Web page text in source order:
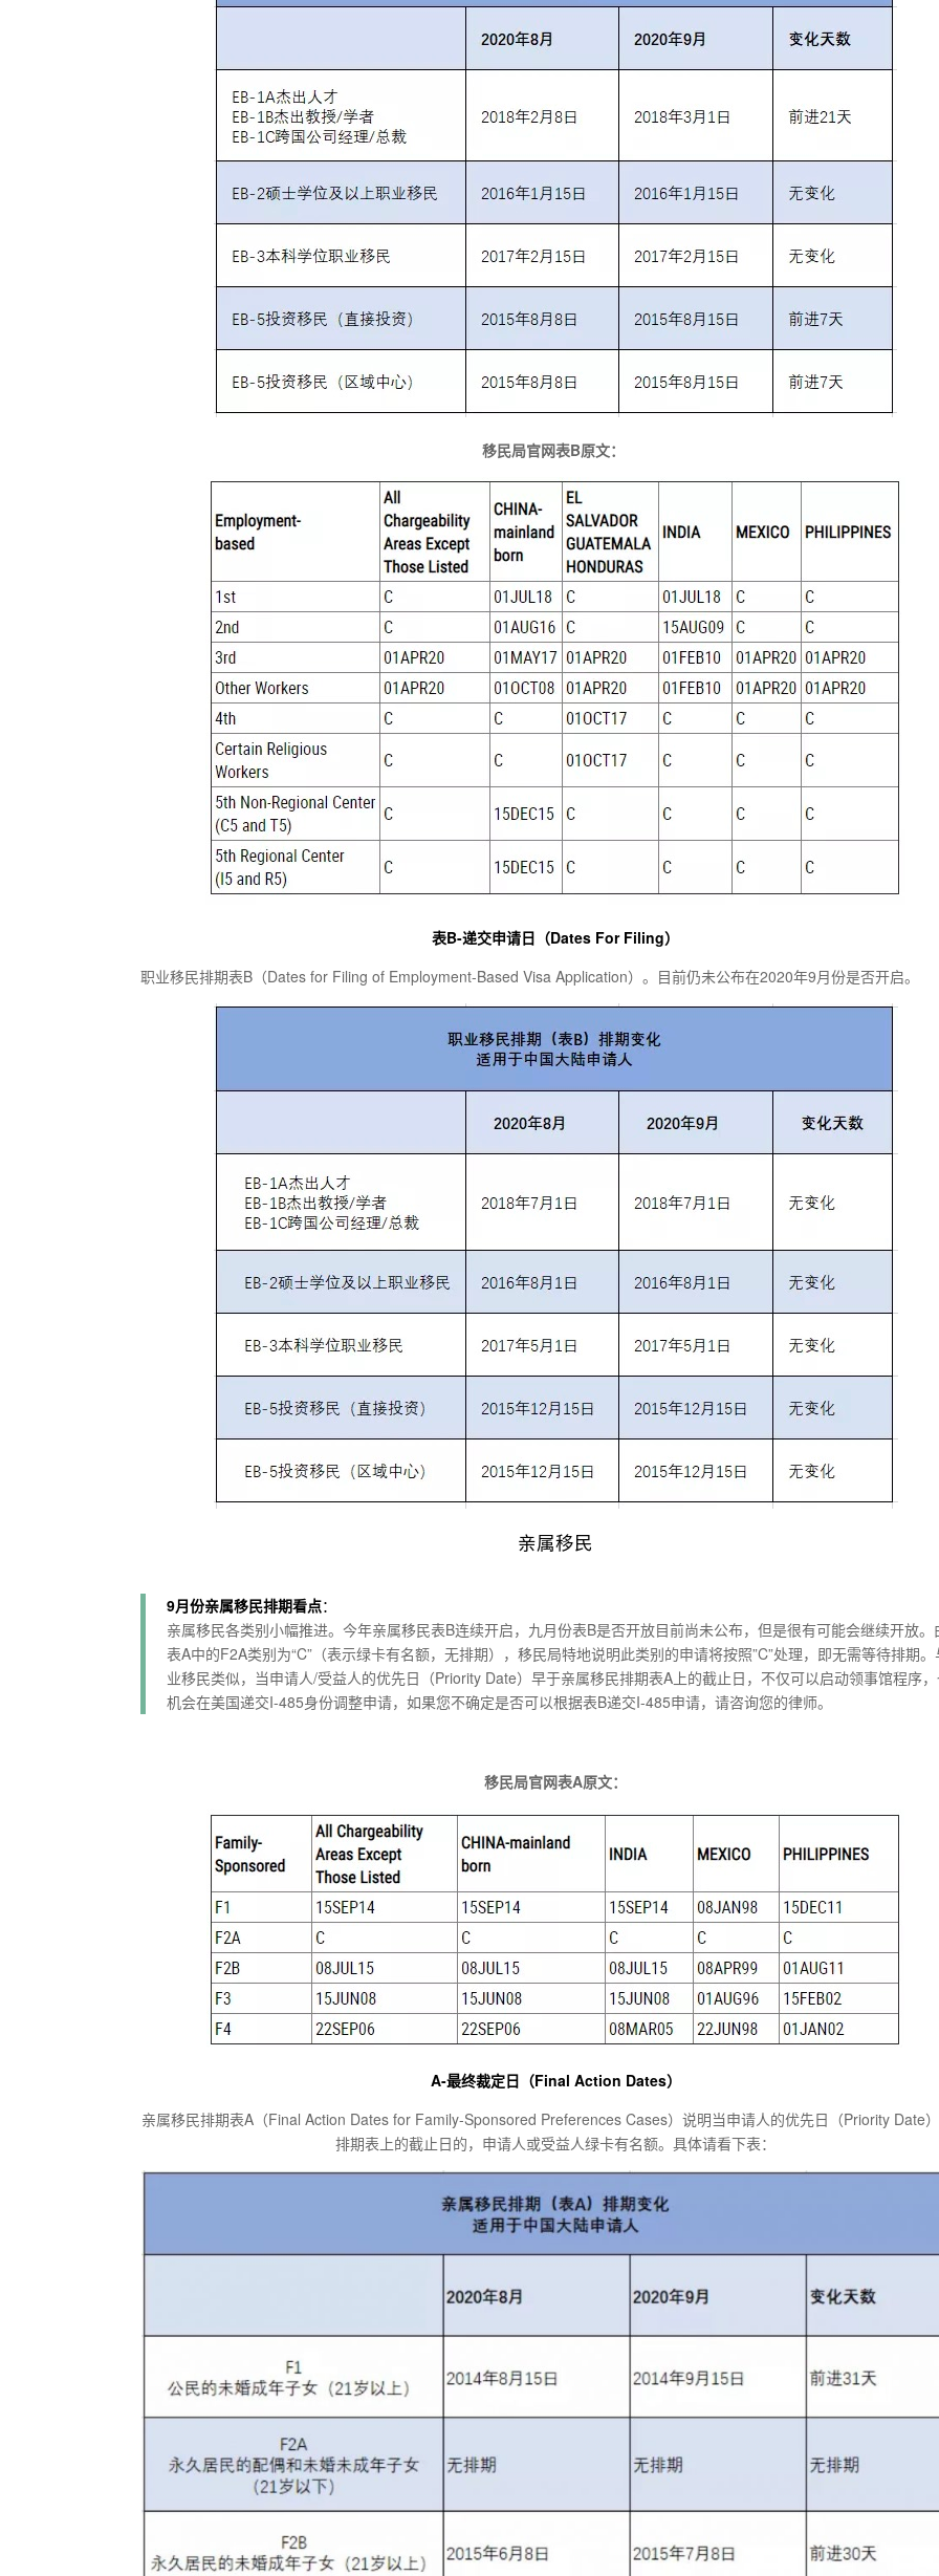
移民局官网表B原文：
表B-递交申请日（Dates For Filing）
职业移民排期表B（Dates for Filing of Employment-Based Visa Application）。目前仍未公布在2020年9月份是否开启。
亲属移民
9月份亲属移民排期看点：
亲属移民各类别小幅推进。今年亲属移民表B连续开启，九月份表B是否开放目前尚未公布，但是很有可能会继续开放。
表A中的F2A类别为“C”（表示绿卡有名额，无排期），移民局特地说明此类别的申请将按照”C”处理，即无需等待排期
业移民类似，当申请人/受益人的优先日（Priority Date）早于亲属移民排期表A上的截止日，不仅可以启动领事馆程序
机会在美国递交I-485身份调整申请，如果您不确定是否可以根据表B递交I-485申请，请咨询您的律师。
移民局官网表A原文：
A-最终裁定日（Final Action Dates）
亲属移民排期表A（Final Action Dates for Family-Sponsored Preferences Cases）说明当申请人的优先日（Priority Date
排期表上的截止日的，申请人或受益人绿卡有名额。具体请看下表：